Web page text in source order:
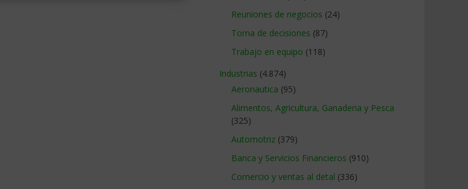
Reuniones de negocios (24)
Toma de decisiones (87)
Trabajo en equipo (118)
Industrias (4.874)
Aeronautica (95)
Alimentos, Agricultura, Ganaderia y Pesca
(325)
Automotriz (379)
Banca y Servicios Financieros (910)
Comercio y ventas al detal (336)